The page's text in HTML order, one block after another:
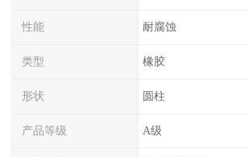
性能 耐腐蚀
类型 橡胶
形状 圆柱
产品等级 A级